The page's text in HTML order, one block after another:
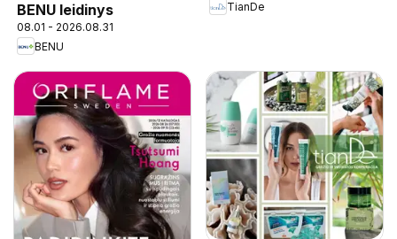
BENU leidinys
08.01 - 2026.08.31
BENU
TianDe